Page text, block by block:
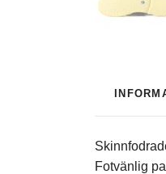
Fotvänlig